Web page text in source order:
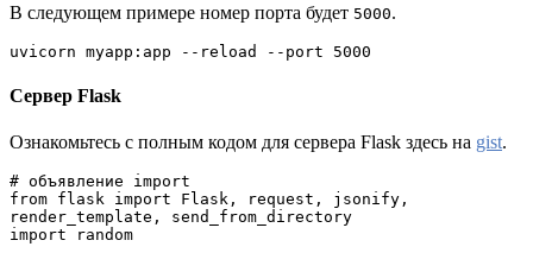
В следующем примере номер порта будет 5000.
uvicorn myapp:app --reload --port 5000
Сервер Flask
Ознакомьтесь с полным кодом для сервера Flask здесь на gist.
# объявление import
from flask import Flask, request, jsonify,
render_template, send_from_directory
import random